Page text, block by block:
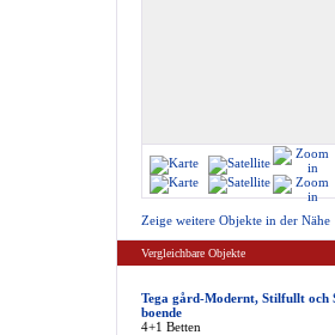
Zeige weitere Objekte in der Nähe
Vergleichbare Objekte
Tega gård-Modernt, Stilfullt och
boende
4+1 Betten